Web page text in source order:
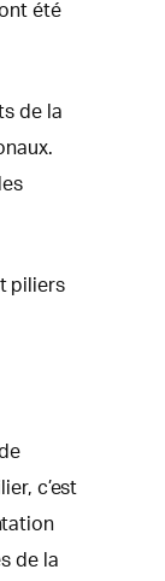
été
de la
piliers
c’est
de la